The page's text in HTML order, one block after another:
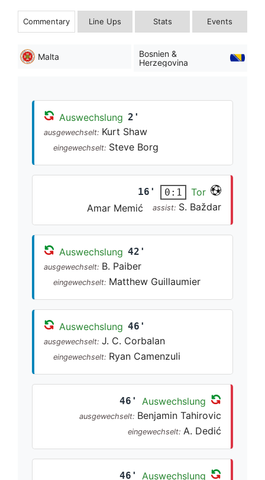
Commentary Line Ups Stats Events
Malta
Bosnien &
Herzegovina
Auswechslung 2'
ausgewechselt: Kurt Shaw
eingewechselt: Steve Borg
16' 0:1
Tor
Amar Memić
assist: S. Baždar
Auswechslung 42'
ausgewechselt: B. Paiber
eingewechselt: Matthew Guillaumier
Auswechslung 46'
ausgewechselt: J. C. Corbalan
eingewechselt: Ryan Camenzuli
46' Auswechslung
ausgewechselt: Benjamin Tahirovic
eingewechselt: A. Dedić
46' Auswechslung